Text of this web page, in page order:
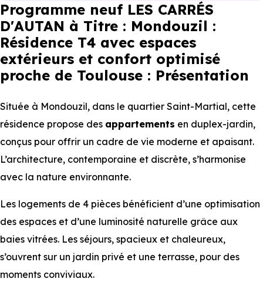
Programme neuf LES CARRÉS
D'AUTAN à Titre : Mondouzil :
Résidence T4 avec espaces
extérieurs et confort optimisé
proche de Toulouse : Présentation
Située à Mondouzil, dans le quartier Saint-Martial, cette
résidence propose des appartements en duplex-jardin,
conçus pour offrir un cadre de vie moderne et apaisant.
L’architecture, contemporaine et discrète, s’harmonise
avec la nature environnante.
Les logements de 4 pièces bénéficient d’une optimisation
des espaces et d’une luminosité naturelle grâce aux
baies vitrées. Les séjours, spacieux et chaleureux,
s’ouvrent sur un jardin privé et une terrasse, pour des
moments conviviaux.